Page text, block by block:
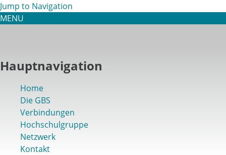
Jump to Navigation
MENU
Hauptnavigation
Home
Die GBS
Verbindungen
Hochschulgruppe
Netzwerk
Kontakt